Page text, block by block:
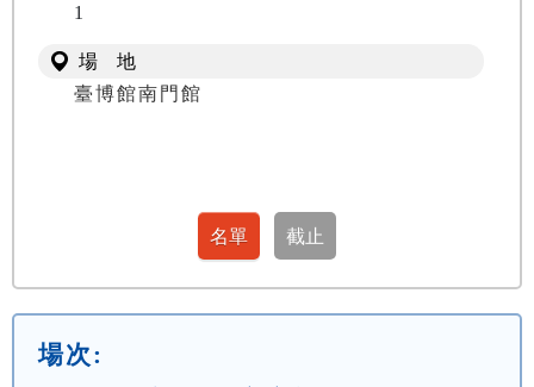
1
場 地
臺博館南門館
場次: